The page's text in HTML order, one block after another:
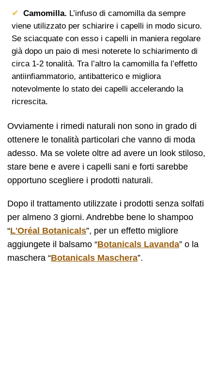
Camomilla. L’infuso di camomilla da sempre
viene utilizzato per schiarire i capelli in modo sicuro.
Se sciacquate con esso i capelli in maniera regolare
già dopo un paio di mesi noterete lo schiarimento di
circa 1-2 tonalità. Tra l’altro la camomilla fa l’effetto
antiinfiammatorio, antibatterico e migliora
notevolmente lo stato dei capelli accelerando la
ricrescita.
Ovviamente i rimedi naturali non sono in grado di
ottenere le tonalità particolari che vanno di moda
adesso. Ma se volete oltre ad avere un look stiloso,
stare bene e avere i capelli sani e forti sarebbe
opportuno scegliere i prodotti naturali.
Dopo il trattamento utilizzate i prodotti senza solfati
per almeno 3 giorni. Andrebbe bene lo shampoo
“L'Oréal Botanicals”, per un effetto migliore
aggiungete il balsamo “Botanicals Lavanda” o la
maschera “Botanicals Maschera”.